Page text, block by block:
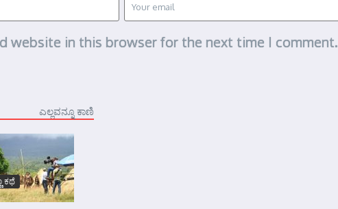
website in this browser for the next time I comment.
ಎಲ್ಲವನ್ನೂ ಕಾಣಿ
ಕಥೆ